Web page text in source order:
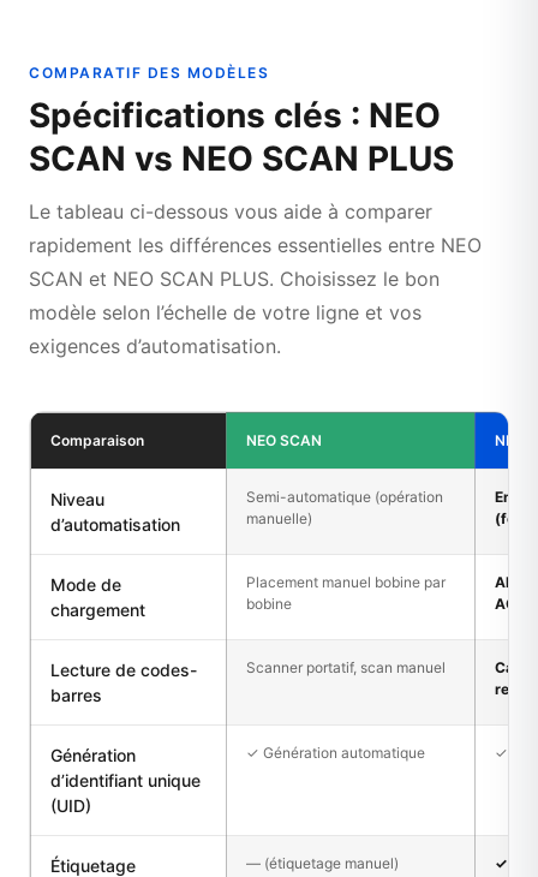
COMPARATIF DES MODÈLES
Spécifications clés : NEO
SCAN vs NEO SCAN PLUS
Le tableau ci-dessous vous aide à comparer
rapidement les différences essentielles entre NEO
SCAN et NEO SCAN PLUS. Choisissez le bon
modèle selon l’échelle de votre ligne et vos
exigences d’automatisation.
Comparaison NEO SCAN NEO
Niveau
d’automatisation
Semi-automatique (opération
manuelle)
Mode de
chargement
Placement manuel bobine par
bobine
AGV
Lecture de codes-
barres
Scanner portatif, scan manuel
Génération
d’identifiant unique
(UID)
✓ Génération automatique ✓
Étiquetage
— (étiquetage manuel)
✓